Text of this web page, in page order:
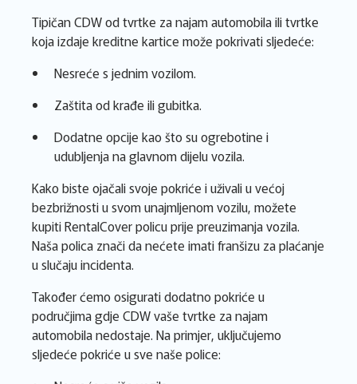
Tipičan CDW od tvrtke za najam automobila ili tvrtke
koja izdaje kreditne kartice može pokrivati sljedeće:
Nesreće s jednim vozilom.
Zaštita od krađe ili gubitka.
Dodatne opcije kao što su ogrebotine i
udubljenja na glavnom dijelu vozila.
Kako biste ojačali svoje pokriće i uživali u većoj
bezbrižnosti u svom unajmljenom vozilu, možete
kupiti RentalCover policu prije preuzimanja vozila.
Naša polica znači da nećete imati franšizu za plaćanje
u slučaju incidenta.
Također ćemo osigurati dodatno pokriće u
područjima gdje CDW vaše tvrtke za najam
automobila nedostaje. Na primjer, uključujemo
sljedeće pokriće u sve naše police: